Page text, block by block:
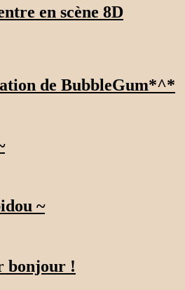
en scène 8D
de BubbleGum*^*
~
bonjour !